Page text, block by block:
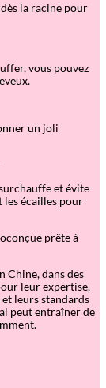
la racine pour
vous pouvez
un joli
et évite
les écailles pour
prête à
Chine, dans des
leur expertise,
leurs standards
peut entraîner de